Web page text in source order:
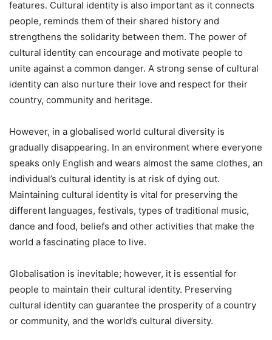
features. Cultural identity is also important as it connects
people, reminds them of their shared history and
strengthens the solidarity between them. The power of
cultural identity can encourage and motivate people to
unite against a common danger. A strong sense of cultural
identity can also nurture their love and respect for their
country, community and heritage.
However, in a globalised world cultural diversity is
gradually disappearing. In an environment where everyone
speaks only English and wears almost the same clothes, an
individual’s cultural identity is at risk of dying out.
Maintaining cultural identity is vital for preserving the
different languages, festivals, types of traditional music,
dance and food, beliefs and other activities that make the
world a fascinating place to live.
Globalisation is inevitable; however, it is essential for
people to maintain their cultural identity. Preserving
cultural identity can guarantee the prosperity of a country
or community, and the world’s cultural diversity.